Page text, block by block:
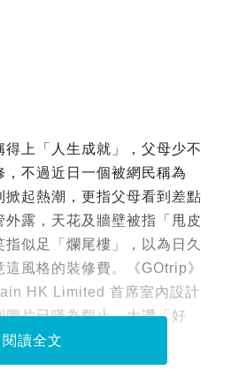
得上「人生成就」，父母少不
，不過近日一個被網民稱為
掀起熱潮，更指父母看到差點
露，天花及牆壁被指「甩皮
似足「爛尾樓」，以為日久
風格的裝修費。《GOtrip》
HK Limited 首席室內設計
圖片已嘆為觀止，大讚「好
50萬。
閱讀全文